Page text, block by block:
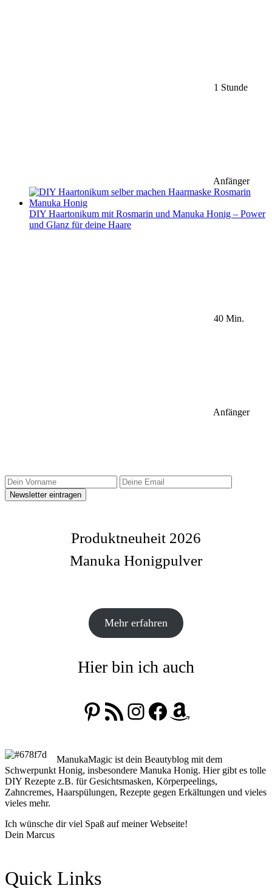
1 Stunde
Anfänger
DIY Haartonikum mit Rosmarin und Manuka Honig – Power
und Glanz für deine Haare
40 Min.
Anfänger
Produktneuheit 2026
Manuka Honigpulver
Mehr erfahren
Hier bin ich auch
Pinterest
RSS-FeedInstagram
Facebook
Amazon
ManukaMagic ist dein Beautyblog mit dem
Schwerpunkt Honig, insbesondere Manuka Honig. Hier gibt es tolle
DIY Rezepte z.B. für Gesichtsmasken, Körperpeelings,
Zahncremes, Haarspülungen, Rezepte gegen Erkältungen und vieles
vieles mehr.
Ich wünsche dir viel Spaß auf meiner Webseite!
Dein Marcus
Quick Links